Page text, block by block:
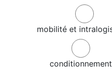
mobilité et
conditionnement